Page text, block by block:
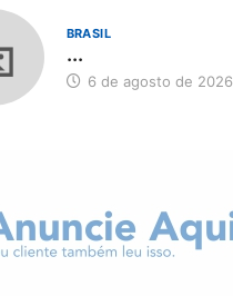
BRASIL
...
6 de agosto de 2026